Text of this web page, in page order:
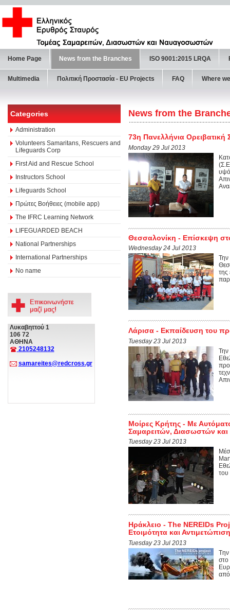
Home Page News from the Branches ISO 9001:2015 LRQA
Multimedia Πολιτική Προστασία - ΕU Projects FAQ Where
Categories
Administration
Volunteers Samaritans, Rescuers and
Lifeguards Corp
First Aid and Rescue School
Instructors School
Lifeguards School
Πρώτες Βοήθειες (mobile app)
The IFRC Learning Network
LIFEGUARDED BEACH
National Partnerships
International Partnerships
No name
Λυκαβηττού 1
106 72
ΑΘΗΝΑ
2105248132
samareites@redcross.gr
News from the
73η Πανελλήνια
Monday 29 Jul 2013
Θεσσαλονίκη - Επίσκεψη
Wednesday 24 Jul 2013
Την
της
Λάρισα - Εκπαίδευση του
Tuesday 23 Jul 2013
Την
Μοίρες Κρήτης - Με
Σαμαρειτών, Διασωστών
Tuesday 23 Jul 2013
του
Ηράκλειο - The NEREIDs
Ετοιμότητα και
Tuesday 23 Jul 2013
Tην
στο
από